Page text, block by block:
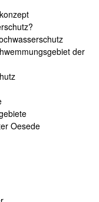
der
Oesede